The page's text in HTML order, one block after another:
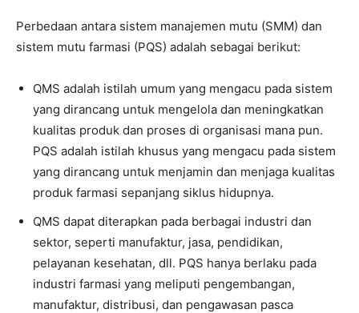
Perbedaan antara sistem manajemen mutu (SMM) dan
sistem mutu farmasi (PQS) adalah sebagai berikut:
QMS adalah istilah umum yang mengacu pada sistem
yang dirancang untuk mengelola dan meningkatkan
kualitas produk dan proses di organisasi mana pun.
PQS adalah istilah khusus yang mengacu pada sistem
yang dirancang untuk menjamin dan menjaga kualitas
produk farmasi sepanjang siklus hidupnya.
QMS dapat diterapkan pada berbagai industri dan
sektor, seperti manufaktur, jasa, pendidikan,
pelayanan kesehatan, dll. PQS hanya berlaku pada
industri farmasi yang meliputi pengembangan,
manufaktur, distribusi, dan pengawasan pasca